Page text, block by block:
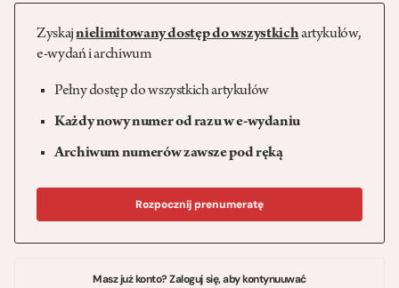
Zyskajnielimitowany dostęp do wszystkichartykułów,
e-wydań i archiwum
Pełny dostęp do wszystkich artykułów
Każdy nowy numer od razu w e-wydaniu
Archiwum numerów zawsze pod ręką
Rozpocznij prenumeratę
Masz już konto? Zaloguj się, aby kontynuuwać